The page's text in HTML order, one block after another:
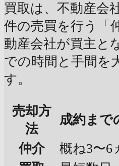
買取は、不動産会
件の売買を行う「
動産会社が買主と
での時間と手間を
す。
売却方
法
成約まで
仲介
概ね3〜6